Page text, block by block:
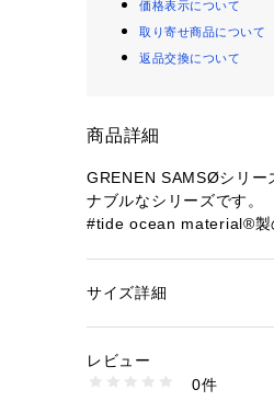
価格表示について
取り寄せ商品について
返品交換について
商品詳細
GRENEN SAMSØシリー
ナブルなシリーズです。
#tide ocean material®製
で、ムーブメントホルダ
プには、ステンレススチ
ーを組み合わせています。
性別：メンズ
商品番号：
SKW6881 （ショップ）
サイズ詳細
レビュー
0件